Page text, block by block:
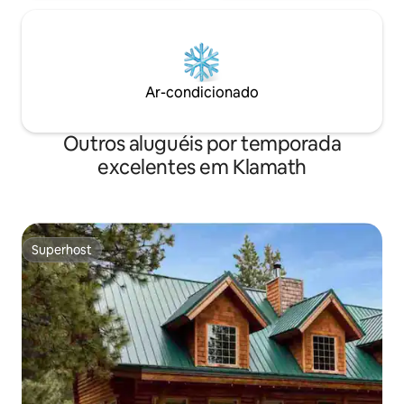
Ar-condicionado
Outros aluguéis por temporada
excelentes em Klamath
Superhost
Superhost